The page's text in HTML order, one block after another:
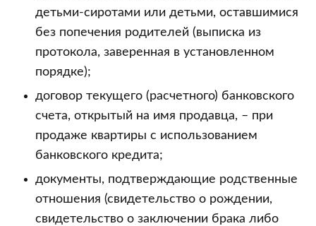
детьми-сиротами или детьми, оставшимися
без попечения родителей (выписка из
протокола, заверенная в установленном
порядке);
договор текущего (расчетного) банковского
счета, открытый на имя продавца, – при
продаже квартиры с использованием
банковского кредита;
документы, подтверждающие родственные
отношения (свидетельство о рождении,
свидетельство о заключении брака либо